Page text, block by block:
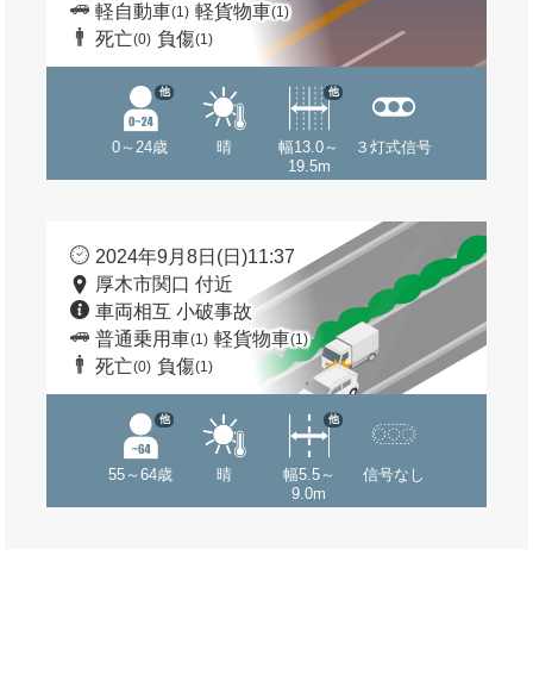
軽自動車(1) 軽貨物車(1)
死亡(0) 負傷(1)
0～24歳
他
晴
幅13.0～
19.5m
他
３灯式信号
2024年9月8日(日)11:37
厚木市関口 付近
車両相互 小破事故
普通乗用車(1) 軽貨物車(1)
死亡(0) 負傷(1)
55～64歳
他
晴
幅5.5～
9.0m
他
信号なし